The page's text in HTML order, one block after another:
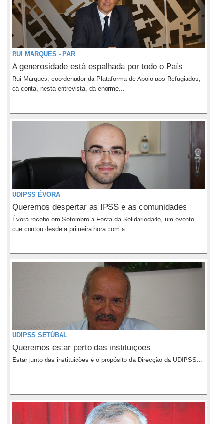
RUI MARQUES - PAR
A generosidade está espalhada por todo o País
Rui Marques, coordenador da Plataforma de Apoio aos Refugiados,
dá conta, nesta entrevista, da enorme...
UDIPSS ÉVORA
Queremos despertar as IPSS e as comunidades
Évora recebe em Setembro a Festa da Solidariedade, um evento
que contou desde a primeira hora com a...
UDIPSS SETÚBAL
Queremos estar perto das instituições
Estar junto das instituições é o propósito da Direcção da UDIPSS...